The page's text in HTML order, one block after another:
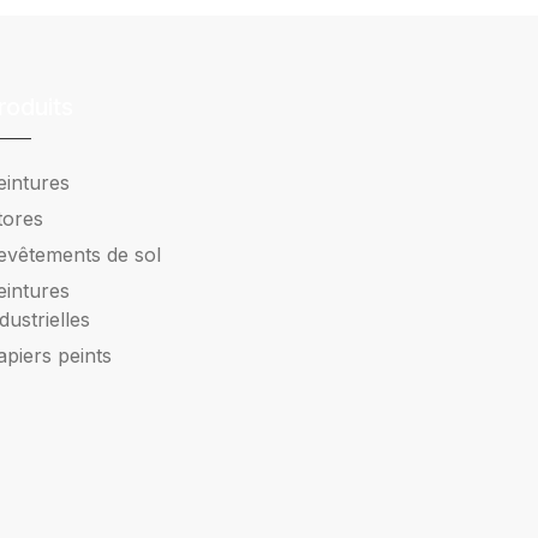
de sol
peints